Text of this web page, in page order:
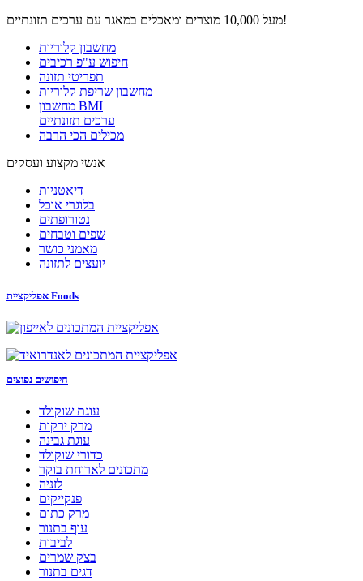
מעל 10,000 מוצרים ומאכלים במאגר עם ערכים תזונתיים!
מחשבון קלוריות
חיפוש ע"פ רכיבים
תפריטי תזונה
מחשבון שריפת קלוריות
מחשבון BMI
ערכים תזונתיים
מכילים הכי הרבה
אנשי מקצוע ועסקים
דיאטניות
בלוגרי אוכל
נטורופתים
שפים וטבחים
מאמני כושר
יועצים לתזונה
אפליקציית Foods
חיפושים נפוצים
עוגת שוקולד
מרק ירקות
עוגת גבינה
כדורי שוקולד
מתכונים לארוחת בוקר
לזניה
פנקייקים
מרק כתום
עוף בתנור
לביבות
בצק שמרים
דגים בתנור